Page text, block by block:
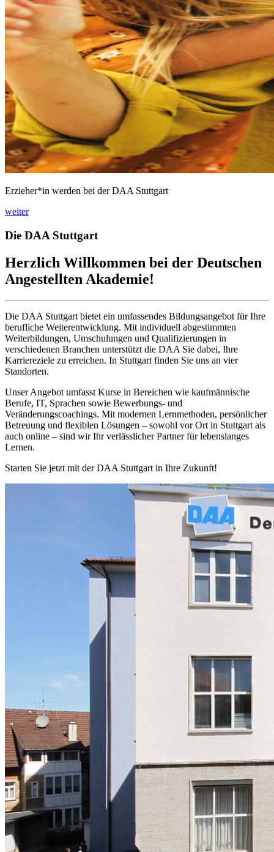
Erzieher*in werden bei der DAA Stuttgart
weiter
Die DAA Stuttgart
Herzlich Willkommen bei der Deutschen
Angestellten Akademie!
Die DAA Stuttgart bietet ein umfassendes Bildungsangebot für Ihre
berufliche Weiterentwicklung. Mit individuell abgestimmten
Weiterbildungen, Umschulungen und Qualifizierungen in
verschiedenen Branchen unterstützt die DAA Sie dabei, Ihre
Karriereziele zu erreichen. In Stuttgart finden Sie uns an vier
Standorten.
Unser Angebot umfasst Kurse in Bereichen wie kaufmännische
Berufe, IT, Sprachen sowie Bewerbungs- und
Veränderungscoachings. Mit modernen Lernmethoden, persönlicher
Betreuung und flexiblen Lösungen – sowohl vor Ort in Stuttgart als
auch online – sind wir Ihr verlässlicher Partner für lebenslanges
Lernen.
Starten Sie jetzt mit der DAA Stuttgart in Ihre Zukunft!